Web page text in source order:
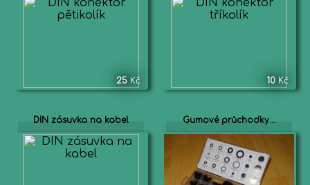
25 Kč 10 Kč
DIN zásuvka na kabel Gumové průchodky...